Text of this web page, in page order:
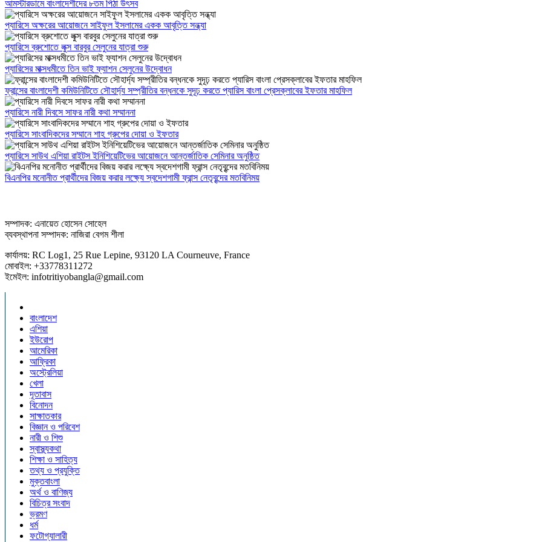
আমস্টারডামে বাংলাদেশীদের ৮তম পিঠা উৎসব
প্যারিসে অক্ষরের আয়োজনে সাইফুল ইসলামের একক আবৃত্তি সন্ধ্যা
প্যারিসে ব্রুশোতে লুক্স বারবুর সেলুনের যাত্রা শুরু
প্যারিসের মাক্সধমীতে তিন ভাই ফ্যাশন সেলুনের উদ্বোধন
ফ্রান্সের বাংলাদেশী কমিউনিটিতে সৌহার্দ্য সম্প্রীতির বন্ধনকে সুদূঢ় করতে প্যারিস বাংলা প্রেসক্লাবের ইফতার মাহফিল
প্যারিসে নারী দিবসে সাফর নারী কথা সম্মাননা
প্যারিসে সাংবাদিকদের সম্মানে শাহ গ্রুপের দোয়া ও ইফতার
প্যারিসে সাউথ এশিয়া রাইটস ইনিশিয়েটিভের আয়োজনে আন্তর্জাতিক সেমিনার অনুষ্ঠিত
বিএনপির মনোনীত প্রার্থীদের বিজয় করার লক্ষ্যে স্বদেশগামী ফ্রান্স নেতৃবৃন্দের মতবিনিময়
সম্পাদক: এনায়েত হোসেন সোহেল
ব্যবস্থাপনা সম্পাদক: নাজিরা বেগম শীলা
কার্যালয়: RC Log1, 25 Rue Lepine, 93120 LA Courneuve, France
মোবাইল: +33778311272
ইমেইল: infotritiyobangla@gmail.com
বাংলাদেশ
এশিয়া
ইউরোপ
আমেরিকা
আফ্রিকা
অস্ট্রেলিয়া
খেলা
দূতাবাস
বিনোদন
সাক্ষাতকার
বিজ্ঞান ও পরিবেশ
নারী ও শিশু
স্বাস্থ্যকথা
শিক্ষা ও সাহিত্য
তথ্য ও প্রযুক্তি
মুক্তবাংলা
অর্থ ও বাণিজ্য
বিচিত্র সংবাদ
ভ্রমণ
ধর্ম
ফটোগ্যালারী